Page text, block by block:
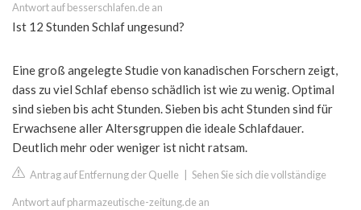
Antwort auf besserschlafen.de an
Ist 12 Stunden Schlaf ungesund?
Eine groß angelegte Studie von kanadischen Forschern zeigt,
dass zu viel Schlaf ebenso schädlich ist wie zu wenig. Optimal
sind sieben bis acht Stunden. Sieben bis acht Stunden sind für
Erwachsene aller Altersgruppen die ideale Schlafdauer.
Deutlich mehr oder weniger ist nicht ratsam.
Antrag auf Entfernung der Quelle Sehen Sie sich die vollständige
Antwort auf pharmazeutische-zeitung.de an